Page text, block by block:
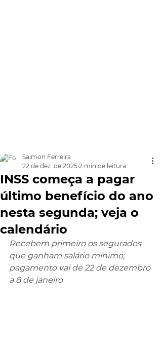
INSS começa a pagar
último benefício do ano
nesta segunda; veja o
calendário
Saimon Ferreira
22 de dez. de 2025 2 min de leitura
Recebem primeiro os segurados
que ganham salário mínimo;
pagamento vai de 22 de dezembro
a 8 de janeiro